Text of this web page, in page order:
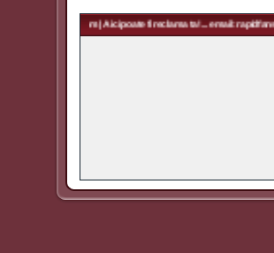
| Aici poate fi reclama ta! ... email: